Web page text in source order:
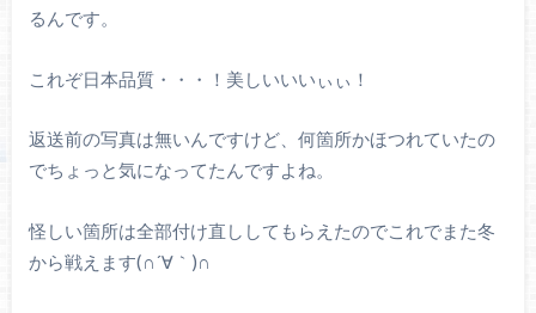
るんです。
これぞ日本品質・・・！美しいいいぃぃ！
返送前の写真は無いんですけど、何箇所かほつれていたの
でちょっと気になってたんですよね。
怪しい箇所は全部付け直ししてもらえたのでこれでまた冬
から戦えます(∩´∀｀)∩